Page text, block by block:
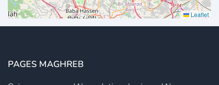
Leaflet
PAGES MAGHREB